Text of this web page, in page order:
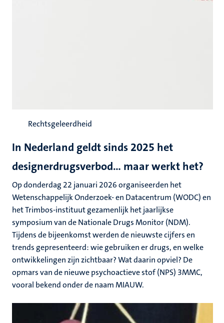
Rechtsgeleerdheid
In Nederland geldt sinds 2025 het
designerdrugsverbod… maar werkt het?
Op donderdag 22 januari 2026 organiseerden het
Wetenschappelijk Onderzoek- en Datacentrum (WODC) en
het Trimbos-instituut gezamenlijk het jaarlijkse
symposium van de Nationale Drugs Monitor (NDM).
Tijdens de bijeenkomst werden de nieuwste cijfers en
trends gepresenteerd: wie gebruiken er drugs, en welke
ontwikkelingen zijn zichtbaar? Wat daarin opviel? De
opmars van de nieuwe psychoactieve stof (NPS) 3MMC,
vooral bekend onder de naam MIAUW.